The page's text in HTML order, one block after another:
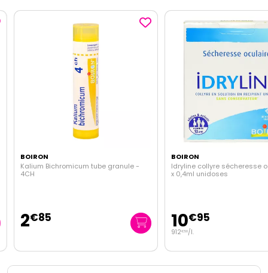
BOIRON
Kalium Bichromicum tube granule -
4CH
2€85
BOIRON
Idryline collyre sécheresse
x 0,4ml unidoses
10€95
912 €50/l.